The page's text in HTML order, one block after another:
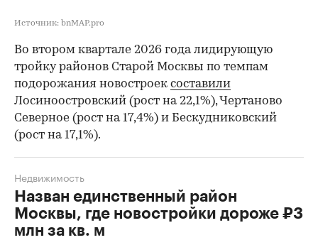
Источник: bnMAP.pro
Во втором квартале 2026 года лидирующую
тройку районов Старой Москвы по темпам
подорожания новостроек составили
Лосиноостровский (рост на 22,1%), Чертаново
Северное (рост на 17,4%) и Бескудниковский
(рост на 17,1%).
Назван единственный район
Москвы, где новостройки дороже ₽3
млн за кв. м
Недвижимость